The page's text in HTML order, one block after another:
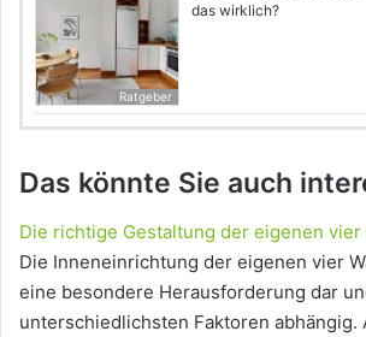
Ratgeber
das wirklich?
Das könnte Sie auch
Die richtige Gestaltung der eigenen vier
Die Inneneinrichtung der eigenen vier
eine besondere Herausforderung dar
unterschiedlichsten Faktoren abhängig.